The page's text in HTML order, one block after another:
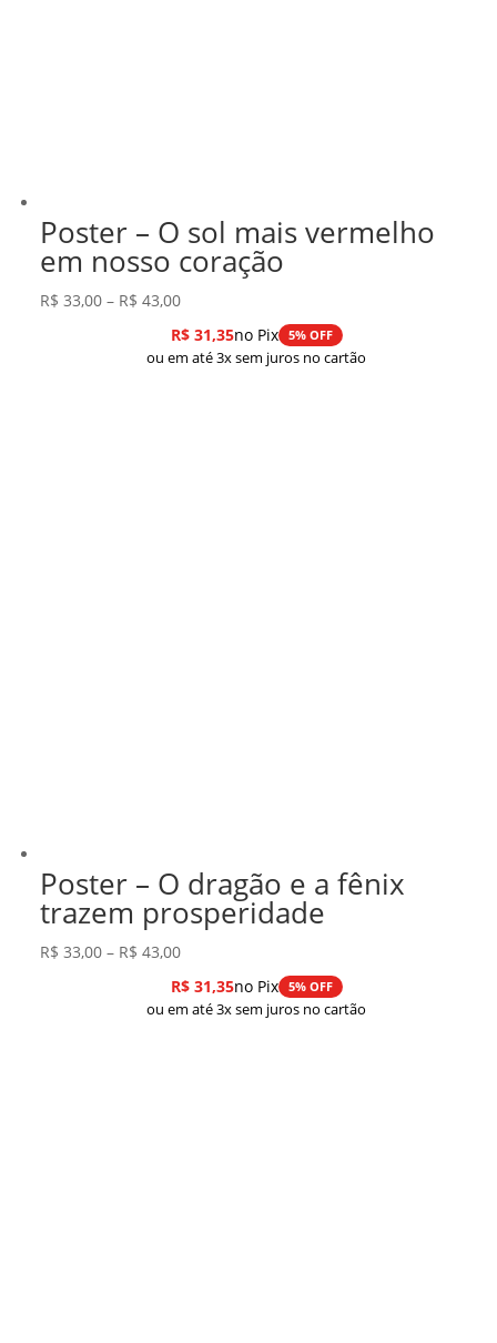
Poster – O sol mais vermelho
em nosso coração
R$ 33,00 – R$ 43,00Faixa
de
preço:
R$31,35no Pix 5% OFF
ou em até 3x sem juros no cartão
Poster – O dragão e a fênix
trazem prosperidade
R$ 33,00 – R$ 43,00Faixa
de
preço:
R$31,35no Pix 5% OFF
ou em até 3x sem juros no cartão